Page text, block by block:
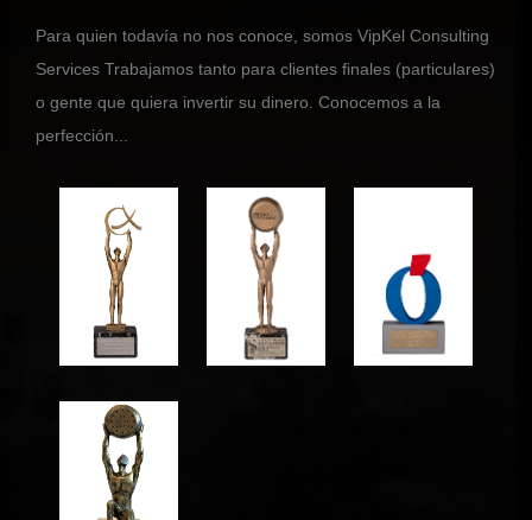
Para quien todavía no nos conoce, somos VipKel Consulting
Services Trabajamos tanto para clientes finales (particulares)
o gente que quiera invertir su dinero. Conocemos a la
perfección...